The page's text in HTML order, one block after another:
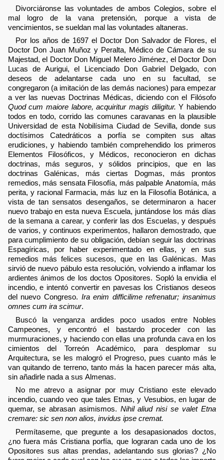
Divorciáronse las voluntades de ambos Colegios, sobre el
mal logro de la vana pretensión, porque a vista de
vencimientos, se sueldan mal las voluntades altaneras.
Por los años de 1697 el Doctor Don Salvador de Flores, el
Doctor Don Juan Muñoz y Peralta, Médico de Cámara de su
Majestad, el Doctor Don Miguel Melero Jiménez, el Doctor Don
Lucas de Aurigui, el Licenciado Don Gabriel Delgado, con
deseos de adelantarse cada uno en su facultad, se
congregaron (a imitación de las demás naciones) para empezar
a ver las nuevas Doctrinas Médicas, diciendo con el Filósofo
Quod cum maiore labore, acquiritur magis diligitur. Y habiendo
todos en todo, corrido las comunes caravanas en la plausible
Universidad de esta Nobilísima Ciudad de Sevilla, donde sus
doctísimos Catedráticos a porfía se compiten sus altas
erudiciones, y habiendo también comprehendido los primeros
Elementos Filosóficos, y Médicos, reconocieron en dichas
doctrinas, más seguros, y sólidos principios, que en las
doctrinas Galénicas, más ciertas Dogmas, más prontos
remedios, más sensata Filosofía, más palpable Anatomía, más
perita, y racional Farmacia, más luz en la Filosofía Botánica, a
vista de tan sensatos desengaños, se determinaron a hacer
nuevo trabajo en esta nueva Escuela, juntándose los más días
de la semana a carear, y conferir las dos Escuelas, y después
de varios, y continuos experimentos, hallaron demostrado, que
para cumplimiento de su obligación, debían seguir las doctrinas
Espagíricas, por haber experimentado en ellas, y en sus
remedios más felices sucesos, que en las Galénicas. Mas
sirvió de nuevo pábulo esta resolución, volviendo a inflamar los
ardientes ánimos de los doctos Opositores. Sopló la envidia el
incendio, e intentó convertir en pavesas los Cristianos deseos
del nuevo Congreso. Ira enim difficilime refrenatur; insanimus
omnes cum ira scimur.
Buscó la venganza ardides poco usados entre Nobles
Campeones, y encontró el bastardo proceder con las
murmuraciones, y haciendo con ellas una profunda cava en los
cimientos del Torreón Académico, para desplomar su
Arquitectura, se les malogró el Progreso, pues cuanto más le
van quitando de terreno, tanto más la hacen parecer más alta,
sin añadirle nada a sus Almenas.
No me atrevo a asignar por muy Cristiano este elevado
incendio, cuando veo que tales Etnas, y Vesubios, en lugar de
quemar, se abrasan asimismos. Nihil aliud nisi se valet Etna
cremare: sic sen non alios, invidus ipse cremat.
Permítaseme, que pregunte a los desapasionados doctos,
¿no fuera más Cristiana porfía, que lograran cada uno de los
Opositores sus altas prendas, adelantando sus glorias? ¿No